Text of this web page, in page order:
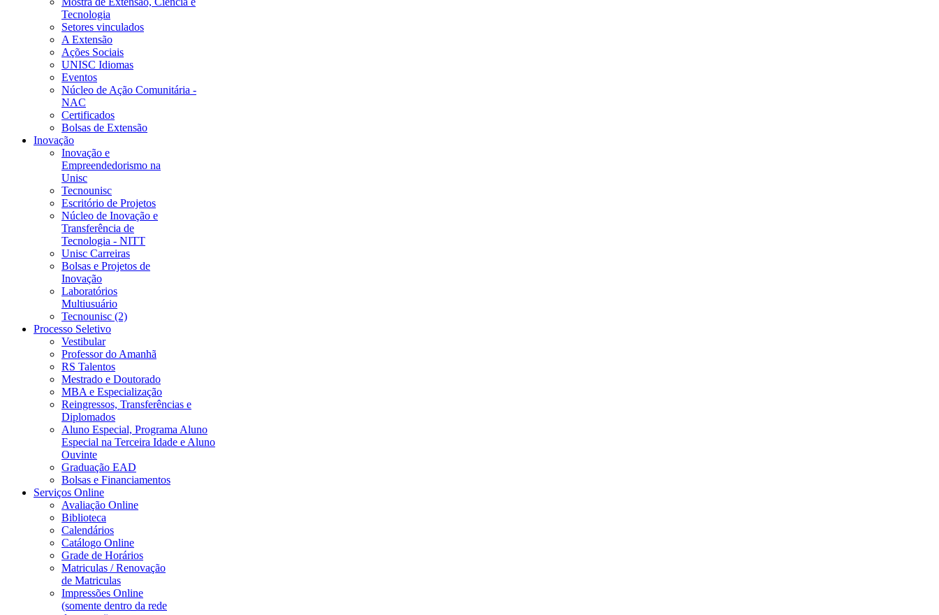
Tecnologia
Setores vinculados
A Extensão
Ações Sociais
UNISC Idiomas
Eventos
Núcleo de Ação Comunitária -
NAC
Certificados
Bolsas de Extensão
Inovação
Inovação e
Empreendedorismo na
Unisc
Tecnounisc
Escritório de Projetos
Núcleo de Inovação e
Transferência de
Tecnologia - NITT
Unisc Carreiras
Bolsas e Projetos de
Inovação
Laboratórios
Multiusuário
Tecnounisc (2)
Processo Seletivo
Vestibular
Professor do Amanhã
RS Talentos
Mestrado e Doutorado
MBA e Especialização
Reingressos, Transferências e
Diplomados
Aluno Especial, Programa Aluno
Especial na Terceira Idade e Aluno
Ouvinte
Graduação EAD
Bolsas e Financiamentos
Serviços Online
Avaliação Online
Biblioteca
Calendários
Catálogo Online
Grade de Horários
Matriculas / Renovação
de Matriculas
Impressões Online
(somente dentro da rede